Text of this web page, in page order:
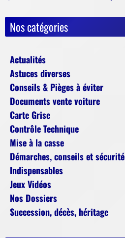
Nos catégories
Actualités
Astuces diverses
Conseils & Pièges à éviter
Documents vente voiture
Carte Grise
Contrôle Technique
Mise à la casse
Démarches, conseils et sécurité
Indispensables
Jeux Vidéos
Nos Dossiers
Succession, décès, héritage